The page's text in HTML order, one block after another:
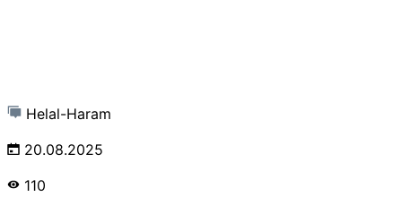
Helal-Haram
20.08.2025
110